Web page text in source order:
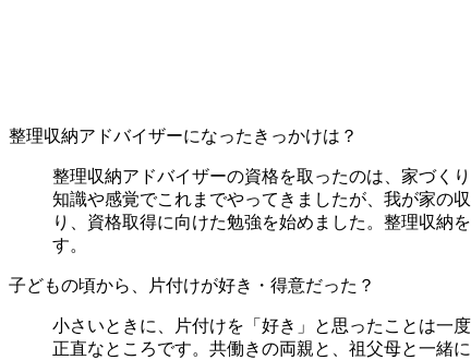
整理収納アドバイザーになったきっかけは？
整理収納アドバイザーの資格を取ったのは、家づく
知識や感覚でこれまでやってきましたが、我が家の
り、資格取得に向けた勉強を始めました。整理収納
す。
子どもの頃から、片付けが好き・得意だった？
小さいときに、片付けを「好き」と思ったことは一
正直なところです。共働きの両親と、祖父母と一緒